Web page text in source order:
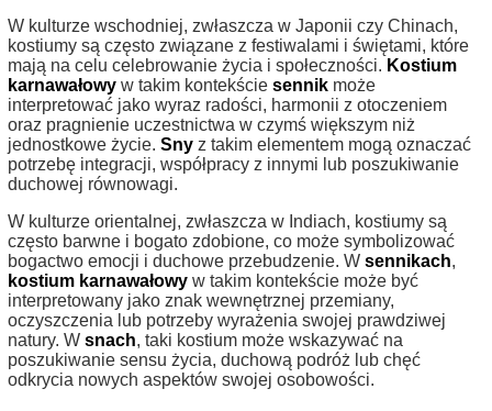
W kulturze wschodniej, zwłaszcza w Japonii czy Chinach,
kostiumy są często związane z festiwalami i świętami, które
mają na celu celebrowanie życia i społeczności. Kostium
karnawałowy w takim kontekście sennik może
interpretować jako wyraz radości, harmonii z otoczeniem
oraz pragnienie uczestnictwa w czymś większym niż
jednostkowe życie. Sny z takim elementem mogą oznaczać
potrzebę integracji, współpracy z innymi lub poszukiwanie
duchowej równowagi.
W kulturze orientalnej, zwłaszcza w Indiach, kostiumy są
często barwne i bogato zdobione, co może symbolizować
bogactwo emocji i duchowe przebudzenie. W sennikach,
kostium karnawałowy w takim kontekście może być
interpretowany jako znak wewnętrznej przemiany,
oczyszczenia lub potrzeby wyrażenia swojej prawdziwej
natury. W snach, taki kostium może wskazywać na
poszukiwanie sensu życia, duchową podróż lub chęć
odkrycia nowych aspektów swojej osobowości.